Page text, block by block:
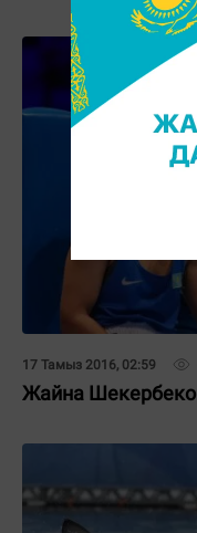
17 Тамыз 2016, 02:59
Жайна